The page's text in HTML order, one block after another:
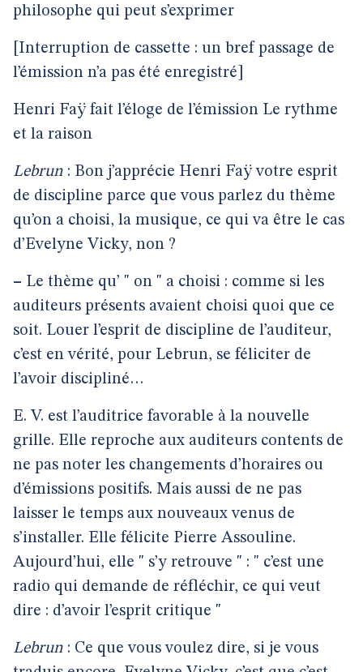
philosophe qui peut s’exprimer
[Interruption de cassette : un bref passage de
l’émission n’a pas été enregistré]
Henri Faÿ fait l’éloge de l’émission Le rythme
et la raison
Lebrun : Bon j’apprécie Henri Faÿ votre esprit
de discipline parce que vous parlez du thème
qu’on a choisi, la musique, ce qui va être le cas
d’Evelyne Vicky, non ?
– Le thème qu’ " on " a choisi : comme si les
auditeurs présents avaient choisi quoi que ce
soit. Louer l’esprit de discipline de l’auditeur,
c’est en vérité, pour Lebrun, se féliciter de
l’avoir discipliné…
E. V. est l’auditrice favorable à la nouvelle
grille. Elle reproche aux auditeurs contents de
ne pas noter les changements d’horaires ou
d’émissions positifs. Mais aussi de ne pas
laisser le temps aux nouveaux venus de
s’installer. Elle félicite Pierre Assouline.
Aujourd’hui, elle " s’y retrouve " : " c’est une
radio qui demande de réfléchir, ce qui veut
dire : d’avoir l’esprit critique "
Lebrun : Ce que vous voulez dire, si je vous